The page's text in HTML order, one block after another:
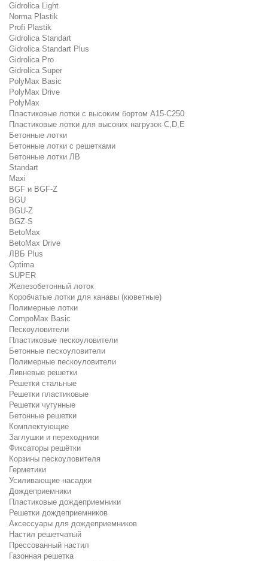
Gidrolica Light
Norma Plastik
Profi Plastik
Gidrolica Standart
Gidrolica Standart Plus
Gidrolica Pro
Gidrolica Super
PolyMax Basic
PolyMax Drive
PolyMax
Пластиковые лотки с высоким бортом А15-C250
Пластиковые лотки для высоких нагрузок C,D,E
Бетонные лотки
Бетонные лотки с решетками
Бетонные лотки ЛВ
Standart
Maxi
BGF и BGF-Z
BGU
BGU-Z
BGZ-S
BetoMax
BetoMax Drive
ЛВБ Plus
Optima
SUPER
Железобетонный лоток
Коробчатые лотки для канавы (кюветные)
Полимерные лотки
CompoMax Basic
Пескоуловители
Пластиковые пескоуловители
Бетонные пескоуловители
Полимерные пескоуловители
Ливневые решетки
Решетки стальные
Решетки пластиковые
Решетки чугунные
Бетонные решетки
Комплектующие
Заглушки и переходники
Фиксаторы решётки
Корзины пескоуловителя
Герметики
Усиливающие насадки
Дождеприемники
Пластиковые дождеприемники
Решетки дождеприемников
Аксессуары для дождеприемников
Настил решетчатый
Прессованный настил
Газонная решетка